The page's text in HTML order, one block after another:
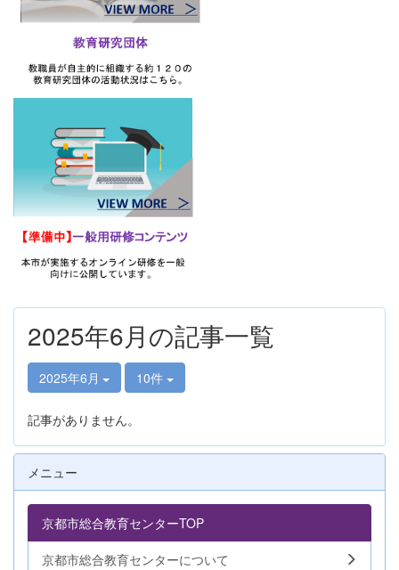
2025年6月の記事一覧
2025年6月 10件
記事がありません。
メニュー
京都市総合教育センターTOP
京都市総合教育センターについて